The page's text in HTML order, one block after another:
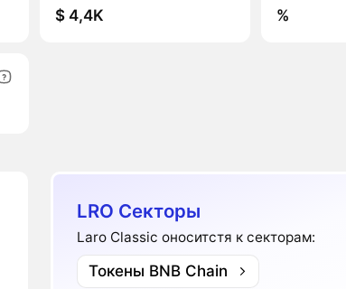
$ 4,4K
%
LRO Секторы
Laro Classic оноситстя к секторам:
Токены BNB Chain